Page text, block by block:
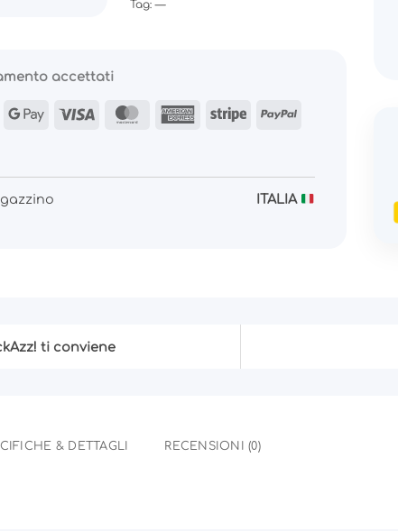
Tag: —
accettati
GoogleVisa MasterCardAmericanStripe PayPal
ITALIA
ti conviene
& DETTAGLI RECENSIONI (0)